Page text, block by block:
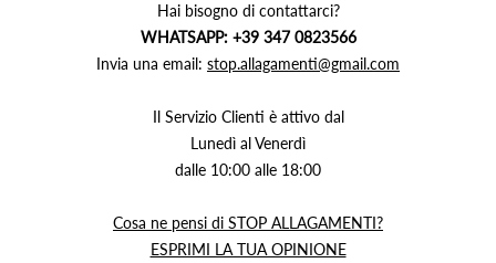
Hai bisogno di contattarci?
WHATSAPP: +39 347 0823566
Invia una email: stop.allagamenti@gmail.com
Il Servizio Clienti è attivo dal
Lunedì al Venerdì
dalle 10:00 alle 18:00
Cosa ne pensi di STOP ALLAGAMENTI?
ESPRIMI LA TUA OPINIONE